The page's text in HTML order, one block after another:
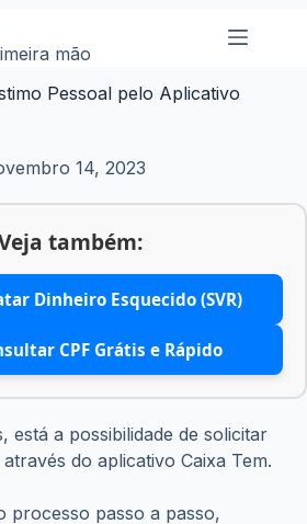
mão
Pessoal pelo Aplicativo
14, 2023
também:
Dinheiro Esquecido (SVR)
CPF Grátis e Rápido
está a possibilidade de solicitar
do aplicativo Caixa Tem.
processo passo a passo,